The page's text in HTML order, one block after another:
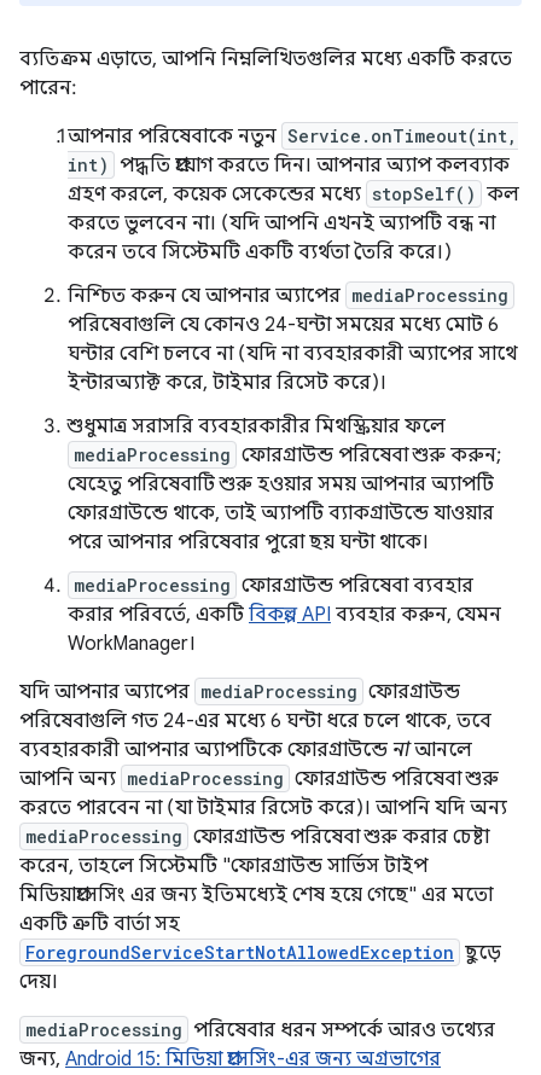
ব্যতিক্রম এড়াতে, আপনি নিম্নলিখিতগুলির মধ্যে একটি করতে
পারেন:
আপনার পরিষেবাকে নতুন Service.onTimeout(int,
int) পদ্ধতি প্রয়োগ করতে দিন। আপনার অ্যাপ কলব্যাক
গ্রহণ করলে, কয়েক সেকেন্ডের মধ্যে stopSelf() কল
করতে ভুলবেন না। (যদি আপনি এখনই অ্যাপটি বন্ধ না
করেন তবে সিস্টেমটি একটি ব্যর্থতা তৈরি করে।)
নিশ্চিত করুন যে আপনার অ্যাপের mediaProcessing
পরিষেবাগুলি যে কোনও 24-ঘন্টা সময়ের মধ্যে মোট 6
ঘন্টার বেশি চলবে না (যদি না ব্যবহারকারী অ্যাপের সাথে
ইন্টারঅ্যাক্ট করে, টাইমার রিসেট করে)।
শুধুমাত্র সরাসরি ব্যবহারকারীর মিথস্ক্রিয়ার ফলে
mediaProcessing ফোরগ্রাউন্ড পরিষেবা শুরু করুন;
যেহেতু পরিষেবাটি শুরু হওয়ার সময় আপনার অ্যাপটি
ফোরগ্রাউন্ডে থাকে, তাই অ্যাপটি ব্যাকগ্রাউন্ডে যাওয়ার
পরে আপনার পরিষেবার পুরো ছয় ঘন্টা থাকে।
mediaProcessing ফোরগ্রাউন্ড পরিষেবা ব্যবহার
করার পরিবর্তে, একটি বিকল্প API ব্যবহার করুন, যেমন
WorkManager।
যদি আপনার অ্যাপের mediaProcessing ফোরগ্রাউন্ড
পরিষেবাগুলি গত 24-এর মধ্যে 6 ঘন্টা ধরে চলে থাকে, তবে
ব্যবহারকারী আপনার অ্যাপটিকে ফোরগ্রাউন্ডে নাআনলে
আপনি অন্য mediaProcessing ফোরগ্রাউন্ড পরিষেবা শুরু
করতে পারবেন না (যা টাইমার রিসেট করে)। আপনি যদি অন্য
mediaProcessing ফোরগ্রাউন্ড পরিষেবা শুরু করার চেষ্টা
করেন, তাহলে সিস্টেমটি "ফোরগ্রাউন্ড সার্ভিস টাইপ
মিডিয়াপ্রসেসিং এর জন্য ইতিমধ্যেই শেষ হয়ে গেছে" এর মতো
একটি ত্রুটি বার্তা সহ
ForegroundServiceStartNotAllowedException ছুড়ে
দেয়।
mediaProcessing পরিষেবার ধরন সম্পর্কে আরও তথ্যের
জন্য, Android 15: মিডিয়া প্রসেসিং-এর জন্য অগ্রভাগের